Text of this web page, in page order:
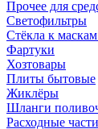
Прочее для
Светофильтры
Стёкла к
Фартуки
Хозтовары
Плиты бытовые
Жиклёры
Шланги
Расходные